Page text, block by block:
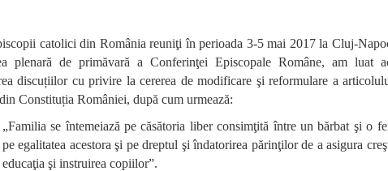
catolici din România reuniţi în perioada 3-5 mai 2017 la Cluj-
plenară de primăvară a Conferinţei Episcopale Române, am luat
discuțiilor cu privire la cererea de modificare şi reformulare a
Constituția României, după cum urmează:
„Familia se întemeiază pe căsătoria liber consimţită între un bărbat şi o
pe egalitatea acestora şi pe dreptul şi îndatorirea părinţilor de a asigura
educaţia şi instruirea copiilor”.